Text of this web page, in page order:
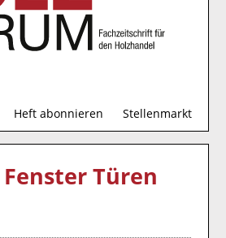
Heft abonnieren Stellenmarkt
u
c
Türen